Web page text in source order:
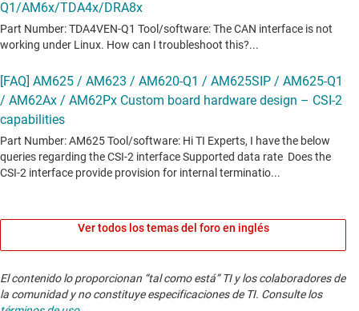
Ver todos los temas del foro en inglés
El contenido lo proporcionan “tal como está” TI y los colaboradores de
la comunidad y no constituye especificaciones de TI. Consulte los